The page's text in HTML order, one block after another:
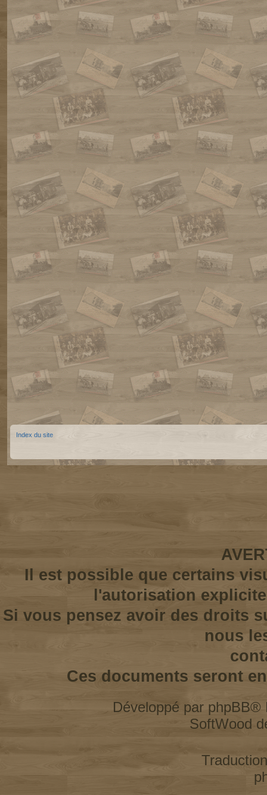
Index du site
Il est possible que certains
l'autorisation
Si vous pensez avoir des droits
nous
Ces documents seront
Développé par phpBB®
SoftWood